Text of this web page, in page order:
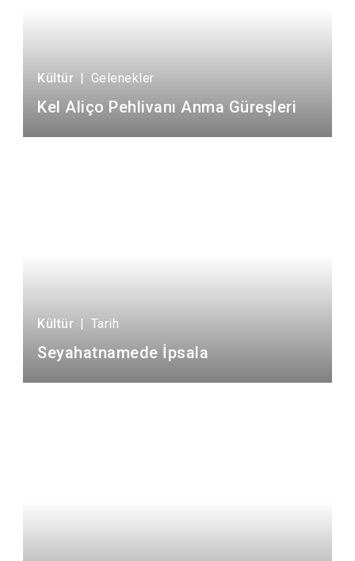
Kültür | Gelenekler
Kel Aliço Pehlivanı Anma Güreşleri
Kültür | Tarih
Seyahatnamede İpsala